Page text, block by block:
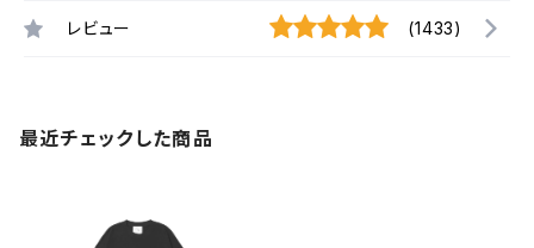
レビュー (1433)
最近チェックした商品